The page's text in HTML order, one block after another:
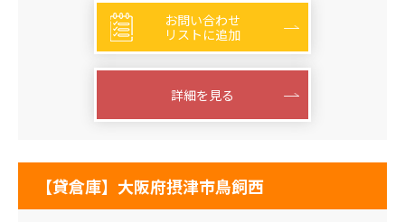
お問い合わせ
リストに追加
詳細を見る
【貸倉庫】大阪府摂津市鳥飼西